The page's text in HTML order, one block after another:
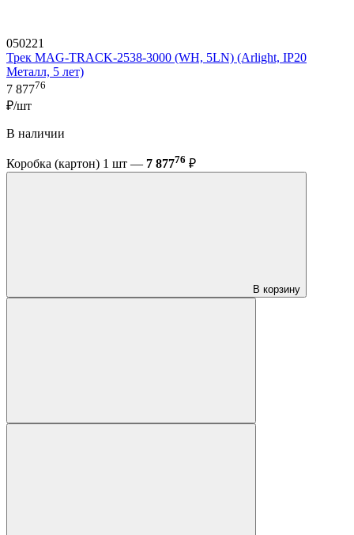
050221
Трек MAG-TRACK-2538-3000 (WH, 5LN) (Arlight, IP20
Металл, 5 лет)
7 87776
₽/шт
В наличии
Коробка (картон) 1 шт — 7 87776 ₽
В корзину